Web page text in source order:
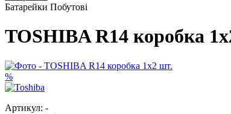
Батарейки Побутові
TOSHIBA R14 коробка
%
Артикул: -